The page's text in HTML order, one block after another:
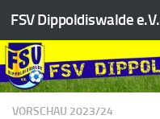
Zum Inhalt springen
FSV Dippoldiswalde e.V.
VORSCHAU 2023/24